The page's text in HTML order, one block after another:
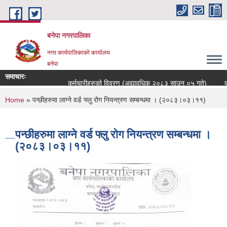
Skip to main content
बनेपा नगरपालिका
नगर कार्यपालिकाको कार्यालय
बनेपा
समाचारः
कर्मचारीहरुको विवरण (अद्यावधिक २०८३ साउन ०५ गते)
You are here
Home » पन्छीहरुमा लाग्ने वर्ड फ्लु रोग नियन्त्रण सम्बन्धमा । (२०८३।०३।११)
पन्छीहरुमा लाग्ने वर्ड फ्लु रोग नियन्त्रण सम्बन्धमा ।
(२०८३।०३।११)